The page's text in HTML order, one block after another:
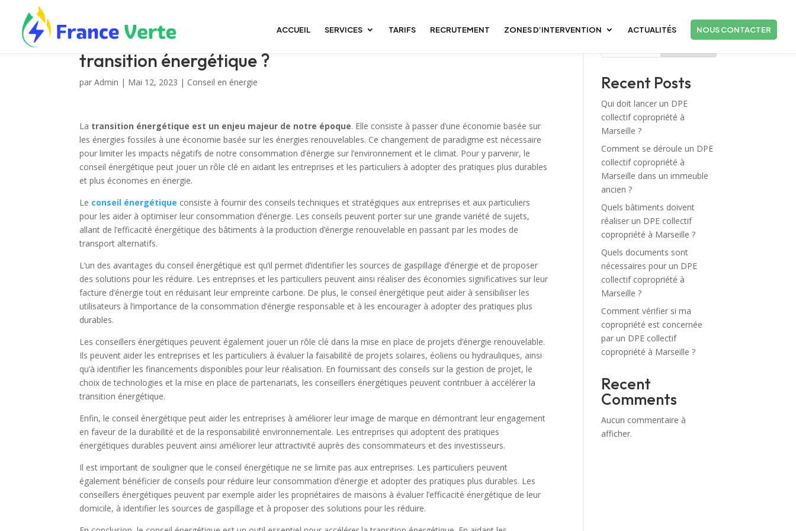
ACCUEIL SERVICES TARIFS RECRUTEMENT ZONES D’INTERVENTION ACTUALITÉS NOUS CONTACTER
Comment le conseil énergétique peut-il contribuer à la
transition énergétique ?
parAdmin | Mai 12, 2023 | Conseil en énergie
La transition énergétique est un enjeu majeur de notre époque. Elle consiste à passer d’une économie basée sur
les énergies fossiles à une économie basée sur les énergies renouvelables. Ce changement de paradigme est nécessaire
pour limiter les impacts négatifs de notre consommation d’énergie sur l’environnement et le climat. Pour y parvenir, le
conseil énergétique peut jouer un rôle clé en aidant les entreprises et les particuliers à adopter des pratiques plus durables
et plus économes en énergie.
Le conseil énergétique consiste à fournir des conseils techniques et stratégiques aux entreprises et aux particuliers
pour les aider à optimiser leur consommation d’énergie. Les conseils peuvent porter sur une grande variété de sujets,
allant de l’efficacité énergétique des bâtiments à la production d’énergie renouvelable en passant par les modes de
transport alternatifs.
L’un des avantages du conseil énergétique est qu’il permet d’identifier les sources de gaspillage d’énergie et de proposer
des solutions pour les réduire. Les entreprises et les particuliers peuvent ainsi réaliser des économies significatives sur leur
facture d’énergie tout en réduisant leur empreinte carbone. De plus, le conseil énergétique peut aider à sensibiliser les
utilisateurs à l’importance de la consommation d’énergie responsable et à les encourager à adopter des pratiques plus
durables.
Les conseillers énergétiques peuvent également jouer un rôle clé dans la mise en place de projets d’énergie renouvelable.
Ils peuvent aider les entreprises et les particuliers à évaluer la faisabilité de projets solaires, éoliens ou hydrauliques, ainsi
qu’à identifier les financements disponibles pour leur réalisation. En fournissant des conseils sur la gestion de projet, le
choix de technologies et la mise en place de partenariats, les conseillers énergétiques peuvent contribuer à accélérer la
transition énergétique.
Enfin, le conseil énergétique peut aider les entreprises à améliorer leur image de marque en démontrant leur engagement
en faveur de la durabilité et de la responsabilité environnementale. Les entreprises qui adoptent des pratiques
énergétiques durables peuvent ainsi améliorer leur attractivité auprès des consommateurs et des investisseurs.
Il est important de souligner que le conseil énergétique ne se limite pas aux entreprises. Les particuliers peuvent
également bénéficier de conseils pour réduire leur consommation d’énergie et adopter des pratiques plus durables. Les
conseillers énergétiques peuvent par exemple aider les propriétaires de maisons à évaluer l’efficacité énergétique de leur
domicile, à identifier les sources de gaspillage et à proposer des solutions pour les réduire.
Recent Posts
Qui doit lancer un DPE
collectif copropriété à
Marseille ?
Comment se déroule un DPE
collectif copropriété à
Marseille dans un immeuble
ancien ?
Quels bâtiments doivent
réaliser un DPE collectif
copropriété à Marseille ?
Quels documents sont
nécessaires pour un DPE
collectif copropriété à
Marseille ?
Comment vérifier si ma
copropriété est concernée
par un DPE collectif
copropriété à Marseille ?
Recent
Comments
Aucun commentaire à
afficher.